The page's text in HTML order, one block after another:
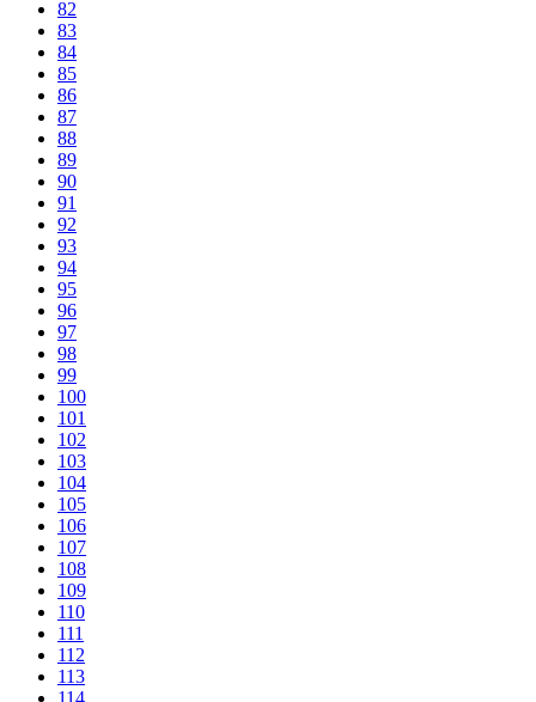
82
83
84
85
86
87
88
89
90
91
92
93
94
95
96
97
98
99
100
101
102
103
104
105
106
107
108
109
110
111
112
113
114